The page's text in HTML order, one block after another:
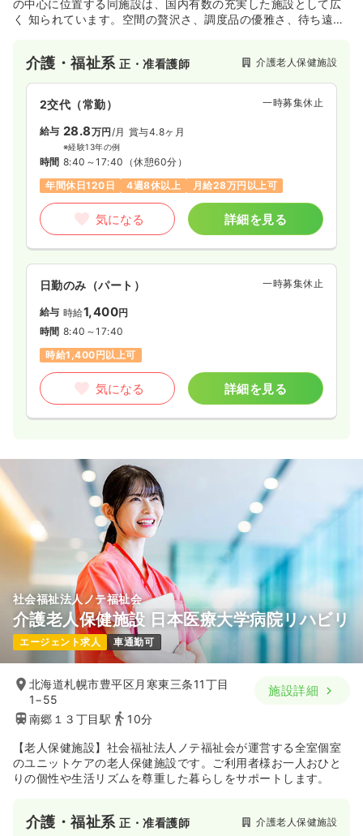
の中心に位置する同施設は、国内有数の充実した施設として広
く 知られています。空間の贅沢さ、調度品の優雅さ、待ち遠し
られる施設です。
介護・福祉系正・准看護師 介護老人保健施設
2交代（常勤） 一時募集休止
給与 28.8万円 /月 賞与4.8ヶ月
※経験13年の例
時間 8:40～17:40 （休憩60分）
年間休日120日
4週8休以上 月給28万円以上可
気になる 詳細を見る
日勤のみ（パート） 一時募集休止
給与 時給1,400円
時間 8:40～17:40
時給1,400円以上可
気になる 詳細を見る
社会福祉法人ノテ福祉会
介護老人保健施設 日本医療大学病院リハビリ
エージェント求人 車通勤可
北海道札幌市豊平区月寒東三条11丁目
1−55
南郷１３丁目駅
10分
施設詳細
【老人保健施設】社会福祉法人ノテ福祉会が運営する全室個室
のユニットケアの老人保健施設です。ご利用者様お一人おひと
りの個性や生活リズムを尊重した暮らしをサポートします。
介護・福祉系正・准看護師 介護老人保健施設